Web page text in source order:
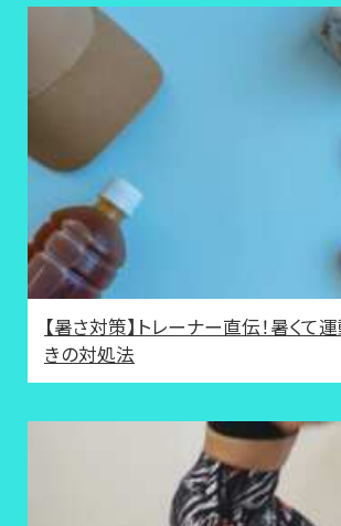
【暑さ対策】トレーナー直伝！暑くて
きの対処法